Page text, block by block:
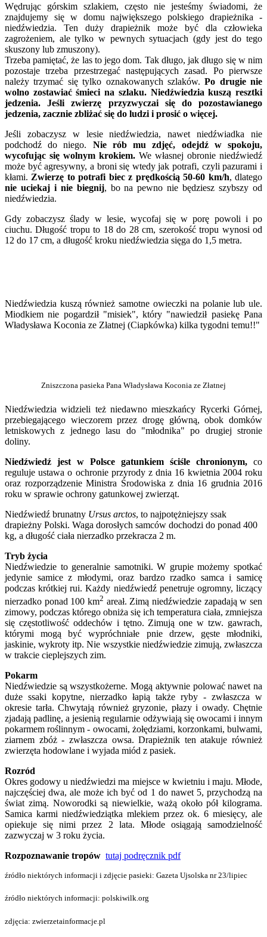
Wędrując górskim szlakiem, często nie jesteśmy świadomi, że
znajdujemy się w domu największego polskiego drapieżnika -
niedźwiedzia. Ten duży drapieżnik może być dla człowieka
zagrożeniem, ale tylko w pewnych sytuacjach (gdy jest do tego
skuszony lub zmuszony).
Trzeba pamiętać, że las to jego dom. Tak długo, jak długo się w nim
pozostaje trzeba przestrzegać następujących zasad. Po pierwsze
należy trzymać się tylko oznakowanych szlaków. Po drugie nie
wolno zostawiać śmieci na szlaku. Niedźwiedzia kuszą resztki
jedzenia. Jeśli zwierzę przyzwyczai się do pozostawianego
jedzenia, zacznie zbliżać się do ludzi i prosić o więcej.
Jeśli zobaczysz w lesie niedźwiedzia, nawet niedźwiadka nie
podchodź do niego. Nie rób mu zdjęć, odejdź w spokoju,
wycofując się wolnym krokiem. We własnej obronie niedźwiedź
może być agresywny, a broni się wtedy jak potrafi, czyli pazurami i
kłami. Zwierzę to potrafi biec z prędkością 50-60 km/h, dlatego
nie uciekaj i nie biegnij, bo na pewno nie będziesz szybszy od
niedźwiedzia.
Gdy zobaczysz ślady w lesie, wycofaj się w porę powoli i po
ciuchu. Długość tropu to 18 do 28 cm, szerokość tropu wynosi od
12 do 17 cm, a długość kroku niedźwiedzia sięga do 1,5 metra.
Niedźwiedzia kuszą również samotne owieczki na polanie lub ule.
Miodkiem nie pogardził "misiek", który "nawiedził pasiekę Pana
Władysława Koconia ze Złatnej (Ciapkówka) kilka tygodni temu!!"
Zniszczona pasieka Pana Władysława Koconia ze Złatnej
Niedźwiedzia widzieli też niedawno mieszkańcy Rycerki Górnej,
przebiegającego wieczorem przez drogę główną, obok domków
letniskowych z jednego lasu do "młodnika" po drugiej stronie
doliny.
Niedźwiedź jest w Polsce gatunkiem ściśle chronionym, co
reguluje ustawa o ochronie przyrody z dnia 16 kwietnia 2004 roku
oraz rozporządzenie Ministra Środowiska z dnia 16 grudnia 2016
roku w sprawie ochrony gatunkowej zwierząt.
Niedźwiedź brunatny Ursus arctos, to najpotężniejszy ssak
drapieżny Polski. Waga dorosłych samców dochodzi do ponad 400
kg, a długość ciała nierzadko przekracza 2 m.
Tryb życia
Niedźwiedzie to generalnie samotniki. W grupie możemy spotkać
jedynie samice z młodymi, oraz bardzo rzadko samca i samicę
podczas krótkiej rui. Każdy niedźwiedź penetruje ogromny, liczący
nierzadko ponad 100 km2 areał. Zimą niedźwiedzie zapadają w sen
zimowy, podczas którego obniża się ich temperatura ciała, zmniejsza
się częstotliwość oddechów i tętno. Zimują one w tzw. gawrach,
którymi mogą być wypróchniałe pnie drzew, gęste młodniki,
jaskinie, wykroty itp. Nie wszystkie niedźwiedzie zimują, zwłaszcza
w trakcie cieplejszych zim.
Pokarm
Niedźwiedzie są wszystkożerne. Mogą aktywnie polować nawet na
duże ssaki kopytne, nierzadko łapią także ryby - zwłaszcza w
okresie tarła. Chwytają również gryzonie, płazy i owady. Chętnie
zjadają padlinę, a jesienią regularnie odżywiają się owocami i innym
pokarmem roślinnym - owocami, żołędziami, korzonkami, bulwami,
ziarnem zbóż - zwłaszcza owsa. Drapieżnik ten atakuje również
zwierzęta hodowlane i wyjada miód z pasiek.
Rozród
Okres godowy u niedźwiedzi ma miejsce w kwietniu i maju. Młode,
najczęściej dwa, ale może ich być od 1 do nawet 5, przychodzą na
świat zimą. Noworodki są niewielkie, ważą około pół kilograma.
Samica karmi niedźwiedziątka mlekiem przez ok. 6 miesięcy, ale
opiekuje się nimi przez 2 lata. Młode osiągają samodzielność
zazwyczaj w 3 roku życia.
Rozpoznawanie tropów tutaj podręcznik pdf
źródło niektórych informacji i zdjęcie pasieki: Gazeta Ujsolska nr 23/lipiec
źródło niektórych informacji: polskiwilk.org
zdjęcia: zwierzetainformacje.pl